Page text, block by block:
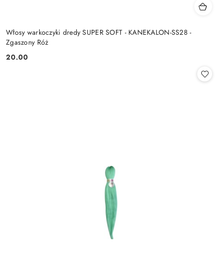
Włosy warkoczyki dredy SUPER SOFT - KANEKALON-SS28 -
Zgaszony Róż
Cena:
20.00